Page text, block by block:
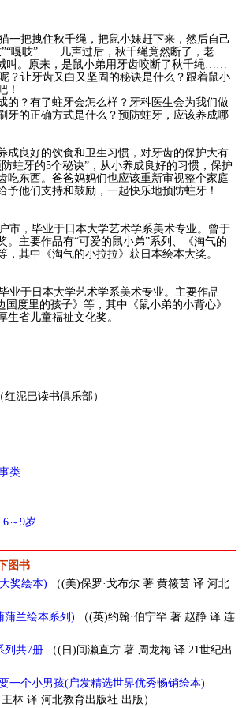
把拽住秋千绳，把鼠小妹赶下来，然后自己
嘎吱”……几声过后，秋千绳竟然断了，老
叫。原来，是鼠小弟用牙齿咬断了秋千绳……
？让牙齿又白又坚固的秘诀是什么？跟着鼠小
！
？有了蛀牙会怎么样？牙科医生会为我们做
牙的正确方式是什么？预防蛀牙，应该养成哪
良好的饮食和卫生习惯，对牙齿的保护大有
蛀牙的5个秘诀”，从小养成良好的习惯，保护
吃东西。爸爸妈妈们也应该重新审视整个家庭
予他们支持和鼓励，一起快乐地预防蛀牙！
市，毕业于日本大学艺术学系美术专业。曾于
。主要作品有“可爱的鼠小弟”系列、《淘气的
，其中《淘气的小拉拉》获日本绘本大奖。
于日本大学艺术学系美术专业。主要作品
度里的孩子》等，其中《鼠小弟的小背心》
生省儿童福祉文化奖。
红泥巴读书俱乐部）
类
6～9岁
图书
奖绘本) （(美)保罗·戈布尔 著 黄筱茵 译 河北
蒲兰绘本系列) （(英)约翰·伯宁罕 著 赵静 译 连
列共7册 （(日)间濑直方 著 周龙梅 译 21世纪出
一个小男孩(启发精选世界优秀畅销绘本)
林 译 河北教育出版社 出版）